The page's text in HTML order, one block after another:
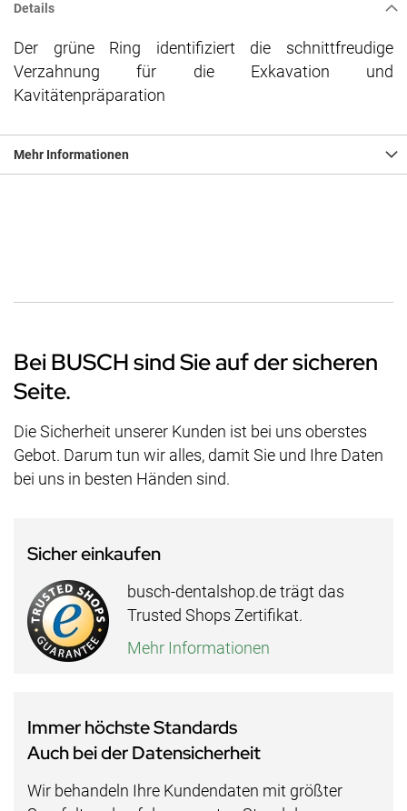
Details
Der grüne Ring identifiziert die schnittfreudige
Verzahnung für die Exkavation und
Kavitätenpräparation
Mehr Informationen
Bei BUSCH sind Sie auf der sicheren
Seite.
Die Sicherheit unserer Kunden ist bei uns oberstes
Gebot. Darum tun wir alles, damit Sie und Ihre Daten
bei uns in besten Händen sind.
Sicher einkaufen
busch-dentalshop.de trägt das
Trusted Shops Zertifikat.
Mehr Informationen
Immer höchste Standards
Auch bei der Datensicherheit
Wir behandeln Ihre Kundendaten mit größter